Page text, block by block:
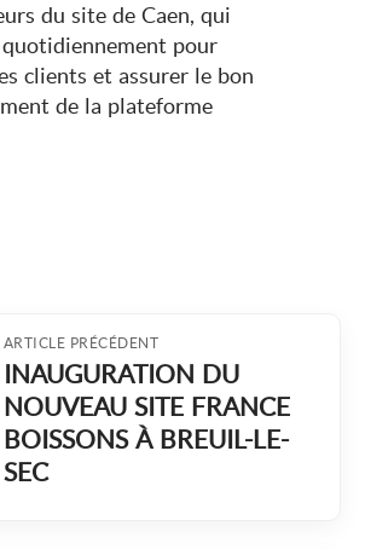
du site de Caen, qui
pour
clients et assurer le bon
de la plateforme
ARTICLE PRÉCÉDENT
INAUGURATION DU
NOUVEAU SITE FRANCE
BOISSONS À BREUIL-LE-
SEC